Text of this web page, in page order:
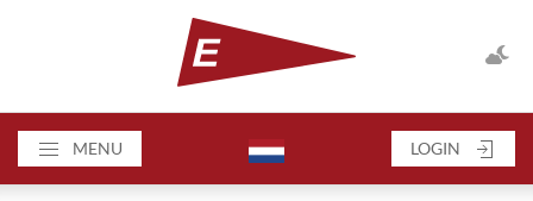
MENU LOGIN